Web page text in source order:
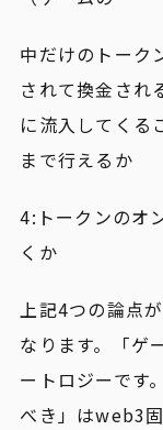
中だけのトーク
されて換金され
に流入してくる
まで行えるか
4:トークンのオ
くか
上記4つの論点
なります。「ゲ
ートロジーです
べき」はweb3